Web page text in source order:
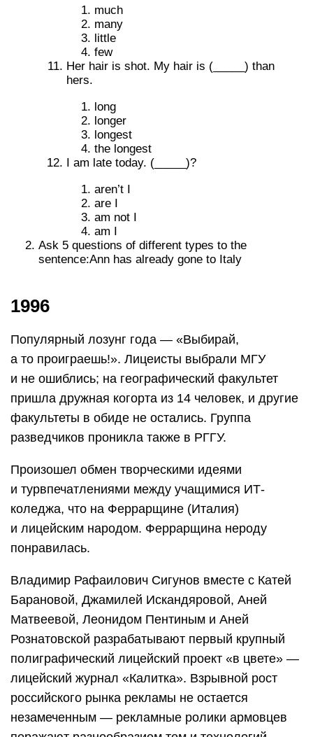
much
many
little
few
Her hair is shot. My hair is (_____) than
hers.
long
longer
longest
the longest
I am late today. (_____)?
aren’t I
are I
am not I
am I
Ask 5 questions of different types to the
sentence:Ann has already gone to Italy
1996
Популярный лозунг года — «Выбирай,
а то проиграешь!». Лицеисты выбрали МГУ
и не ошиблись; на географический факультет
пришла дружная когорта из 14 человек, и другие
факультеты в обиде не остались. Группа
разведчиков проникла также в РГГУ.
Произошел обмен творческими идеями
и турвпечатлениями между учащимися ИТ-
коледжа, что на Феррарщине (Италия)
и лицейским народом. Феррарщина нероду
понравилась.
Владимир Рафаилович Сигунов вместе с Катей
Барановой, Джамилей Искандяровой, Аней
Матвеевой, Леонидом Пентиным и Аней
Рознатовской разрабатывают первый крупный
полиграфический лицейский проект «в цвете» —
лицейский журнал «Калитка». Взрывной рост
российского рынка рекламы не остается
незамеченным — рекламные ролики армовцев